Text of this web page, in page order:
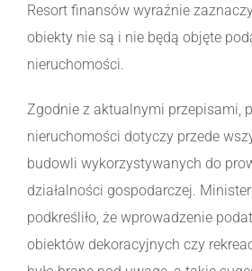
Resort finansów wyraźnie
obiekty nie są i nie będą objęte
nieruchomości.
Zgodnie z aktualnymi przepisami,
nieruchomości dotyczy przede
budowli wykorzystywanych do
działalności gospodarczej.
podkreśliło, że wprowadzenie
obiektów dekoracyjnych czy